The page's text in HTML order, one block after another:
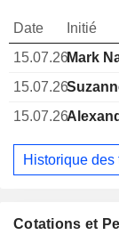
Cotations et
Date Initié
15.07.26Mark
15.07.26
15.07.26
Historique des